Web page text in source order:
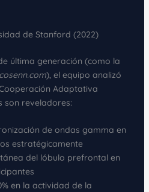
de Stanford (2022)
última generación (como la
), el equipo analizó
Adaptativa
son reveladores:
de ondas gamma en
estratégicamente
del lóbulo prefrontal en
en la actividad de la